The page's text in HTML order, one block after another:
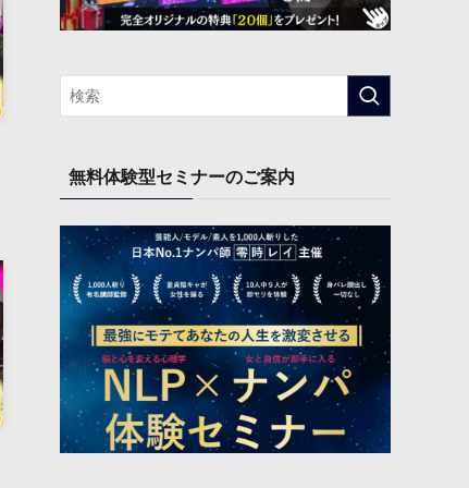
無料体験型セミナーのご案内